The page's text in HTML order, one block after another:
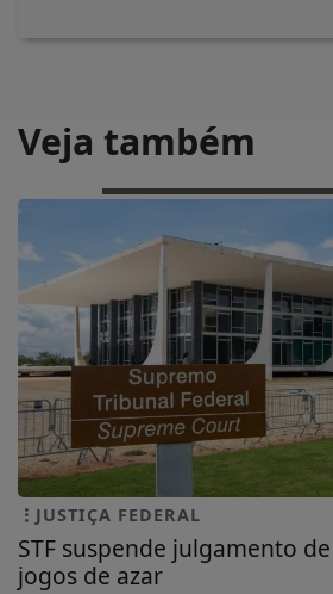
Veja também
JUSTIÇA FEDERAL
STF suspende julgamento
jogos de azar